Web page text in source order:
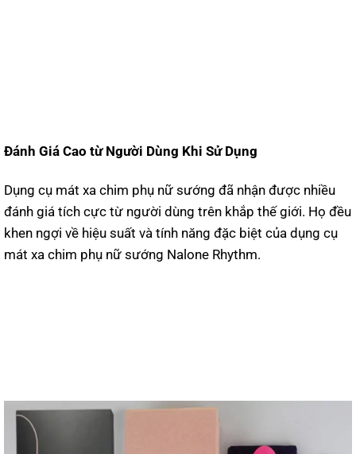
Đánh Giá Cao từ Người Dùng Khi Sử Dụng
Dụng cụ mát xa chim phụ nữ sướng đã nhận được nhiều
đánh giá tích cực từ người dùng trên khắp thế giới. Họ đều
khen ngợi về hiệu suất và tính năng đặc biệt của dụng cụ
mát xa chim phụ nữ sướng Nalone Rhythm.